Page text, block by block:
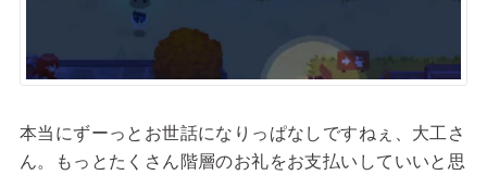
本当にずーっとお世話になりっぱなしですねぇ、大工さ
ん。もっとたくさん階層のお礼をお支払いしていいと思